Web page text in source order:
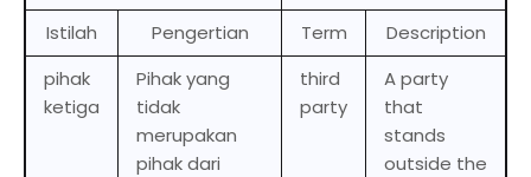
Istilah
Pengertian Term
Description
pihak
ketiga
Pihak yang
tidak
merupakan
pihak dari
third
party
A party
that
stands
outside the